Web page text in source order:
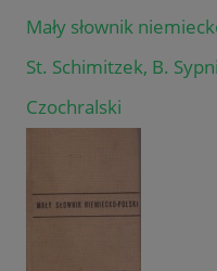
Mały słownik
St. Schimitzek, B.
Czochralski